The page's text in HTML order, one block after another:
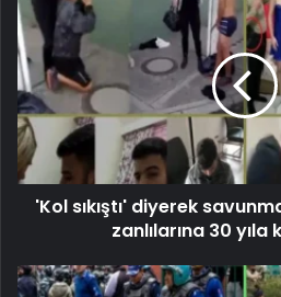
'Kol sıkıştı' diyerek
zanlılarına 30